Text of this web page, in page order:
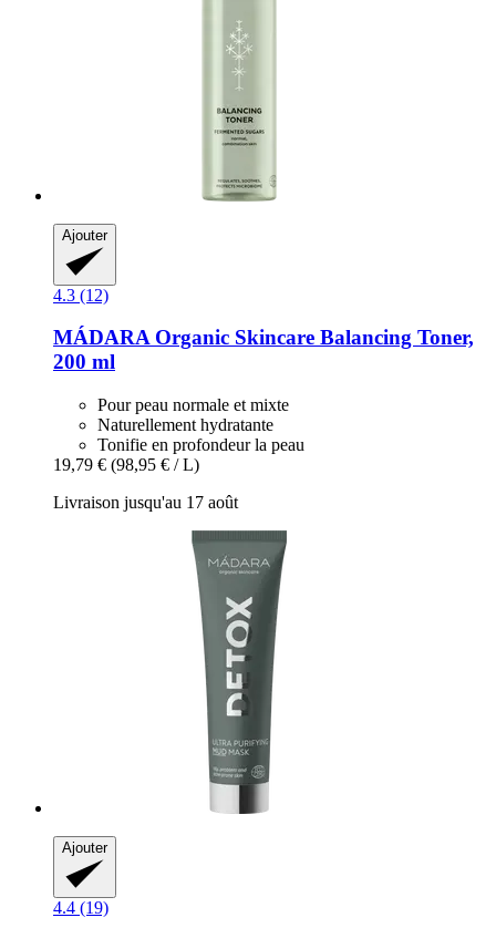
Ajouter
4.3 (12)
MÁDARA Organic Skincare Balancing Toner,
200 ml
Pour peau normale et mixte
Naturellement hydratante
Tonifie en profondeur la peau
19,79 € (98,95 € / L)
Livraison jusqu'au 17 août
Ajouter
4.4 (19)